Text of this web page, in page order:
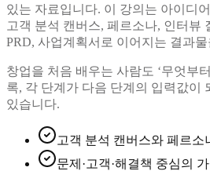
있는 자료입니다. 이 강의는 아이디
고객 분석 캔버스, 페르소나, 인터뷰
PRD, 사업계획서로 이어지는 결과
창업을 처음 배우는 사람도 ‘무엇부
록, 각 단계가 다음 단계의 입력값이
있습니다.
고객 분석 캔버스와 페르소
문제·고객·해결책 중심의